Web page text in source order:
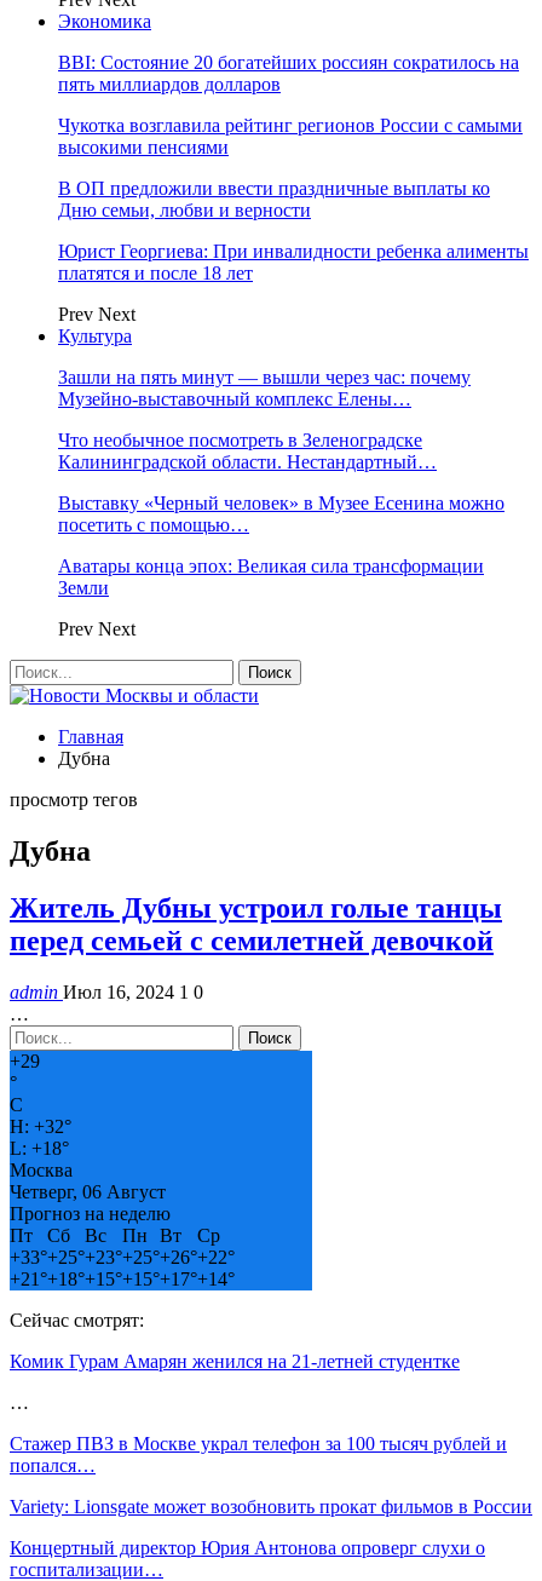
Экономика
BBI: Состояние 20 богатейших россиян сократилось на
пять миллиардов долларов
Чукотка возглавила рейтинг регионов России с самыми
высокими пенсиями
В ОП предложили ввести праздничные выплаты ко
Дню семьи, любви и верности
Юрист Георгиева: При инвалидности ребенка алименты
платятся и после 18 лет
Prev Next
Культура
Зашли на пять минут — вышли через час: почему
Музейно-выставочный комплекс Елены…
Что необычное посмотреть в Зеленоградске
Калининградской области. Нестандартный…
Выставку «Черный человек» в Музее Есенина можно
посетить с помощью…
Аватары конца эпох: Великая сила трансформации
Земли
Prev Next
Главная
Дубна
просмотр тегов
Дубна
Житель Дубны устроил голые танцы
перед семьей с семилетней девочкой
admin Июл 16, 2024 1 0
…
+29
°
C
H: +32°
L: +18°
Москва
Четверг, 06 Август
Прогноз на неделю
Пт
Сб Вс Пн Вт
Ср
+33°+25°+23°+25°+26°+22°
+21°+18°+15°+15°+17°+14°
Сейчас смотрят:
Комик Гурам Амарян женился на 21-летней студентке
…
Стажер ПВЗ в Москве украл телефон за 100 тысяч рублей и
попался…
Variety: Lionsgate может возобновить прокат фильмов в России
Концертный директор Юрия Антонова опроверг слухи о
госпитализации…